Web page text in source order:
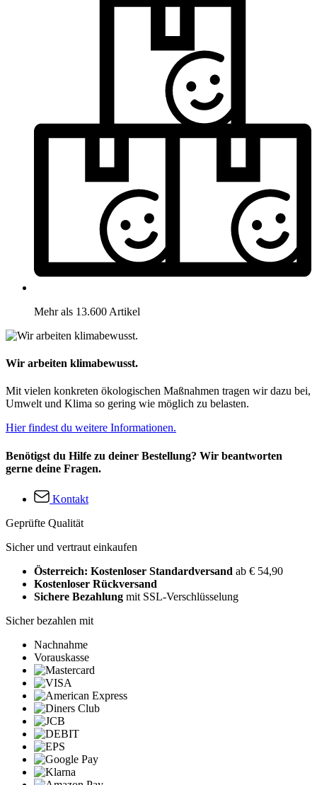
Mehr als 13.600 Artikel
Wir arbeiten klimabewusst.
Mit vielen konkreten ökologischen Maßnahmen tragen wir dazu bei,
Umwelt und Klima so gering wie möglich zu belasten.
Hier findest du weitere Informationen.
Benötigst du Hilfe zu deiner Bestellung? Wir beantworten
gerne deine Fragen.
Kontakt
Geprüfte Qualität
Sicher und vertraut einkaufen
Österreich: Kostenloser Standardversand ab € 54,90
Kostenloser Rückversand
Sichere Bezahlung mit SSL-Verschlüsselung
Sicher bezahlen mit
Nachnahme
Vorauskasse